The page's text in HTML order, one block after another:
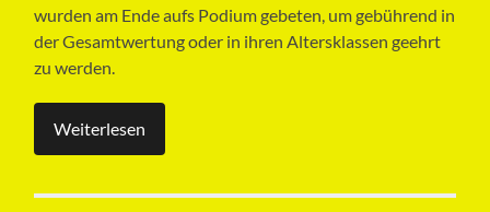
wurden am Ende aufs Podium gebeten, um gebührend in
der Gesamtwertung oder in ihren Altersklassen geehrt
zu werden.
Weiterlesen